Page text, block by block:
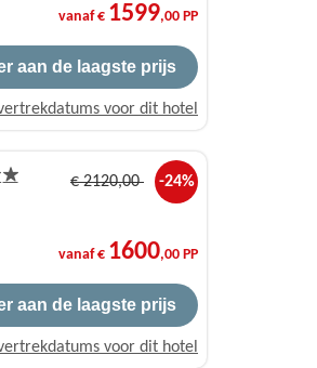
vanaf € 1599,00 PP
aan de laagste prijs
voor dit hotel
€2120,00 -24%
vanaf € 1600,00 PP
aan de laagste prijs
voor dit hotel